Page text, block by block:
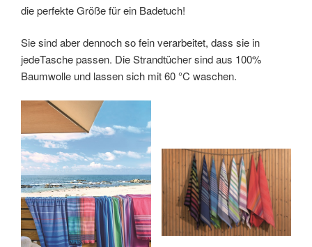
die perfekte Größe für ein Badetuch!
Sie sind aber dennoch so fein verarbeitet, dass sie in
jedeTasche passen. Die Strandtücher sind aus 100%
Baumwolle und lassen sich mit 60 °C waschen.